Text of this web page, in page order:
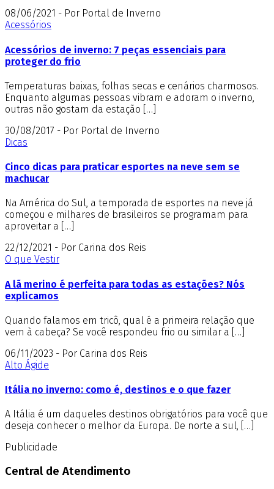
08/06/2021 - Por Portal de Inverno
Acessórios
Acessórios de inverno: 7 peças essenciais para
proteger do frio
Temperaturas baixas, folhas secas e cenários charmosos.
Enquanto algumas pessoas vibram e adoram o inverno,
outras não gostam da estação […]
30/08/2017 - Por Portal de Inverno
Dicas
Cinco dicas para praticar esportes na neve sem se
machucar
Na América do Sul, a temporada de esportes na neve já
começou e milhares de brasileiros se programam para
aproveitar a […]
22/12/2021 - Por Carina dos Reis
O que Vestir
A lã merino é perfeita para todas as estações? Nós
explicamos
Quando falamos em tricô, qual é a primeira relação que
vem à cabeça? Se você respondeu frio ou similar a […]
06/11/2023 - Por Carina dos Reis
Alto Ágide
Itália no inverno: como é, destinos e o que fazer
A Itália é um daqueles destinos obrigatórios para você que
deseja conhecer o melhor da Europa. De norte a sul, […]
Publicidade
Central de Atendimento